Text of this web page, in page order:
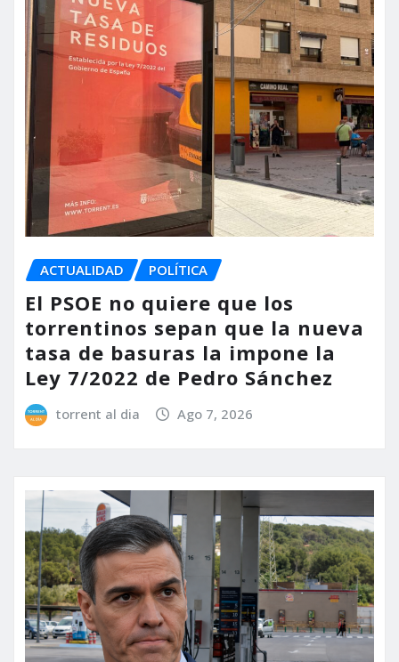
ACTUALIDAD POLÍTICA
El PSOE no quiere que los
torrentinos sepan que la nueva
tasa de basuras la impone la
Ley 7/2022 de Pedro Sánchez
torrent al dia Ago 7, 2026